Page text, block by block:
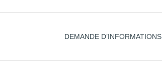
DEMANDE D’INFORMATIONS